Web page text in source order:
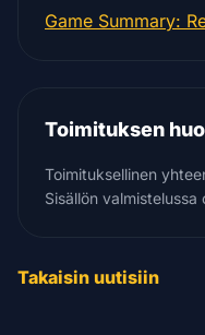
Game Summary:
Toimituksen
Toimituksellinen
Sisällön
Takaisin uutisiin